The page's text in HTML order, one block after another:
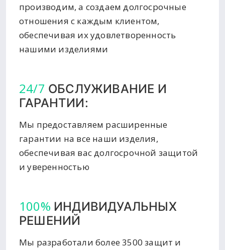
производим, а создаем долгосрочные
отношения с каждым клиентом,
обеспечивая их удовлетворенность
нашими изделиями
24/7 ОБСЛУЖИВАНИЕ И
ГАРАНТИИ:
Мы предоставляем расширенные
гарантии на все наши изделия,
обеспечивая вас долгосрочной защитой
и уверенностью
100% ИНДИВИДУАЛЬНЫХ
РЕШЕНИЙ
Мы разработали более 3500 защит и